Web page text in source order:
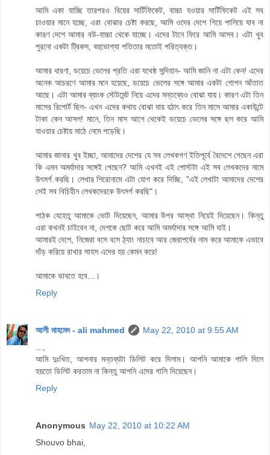
আমি একা যাচ্ছি তারপরও বিয়ের সার্টিফিকেট, বাচ্চা হওয়ার সার্টিফিকেট এই সব
চাওয়ার মানে হচ্ছে, এরা বোঝার চেষ্টা করছে, আমি ওদের দেশে গিয়ে পালিয়ে যাব না
কারণ দেশে আমার বউ-বাচ্চা থেকে যাচ্ছে। এদের টানে ফিরে আমি আসব। এটা খুব
পুরনো একটা ট্রিকস, বহুভোগ্যা পতিতার মতোই পরিত্যক্ত।
আমার ধারণা, ডয়েচে ভেলের প্রতি এরা যথেষ্ঠ সন্দিহান- আমি জানি না এটা কেন! এদের
অনেক আচরণে আমার মনে হয়েছে, ডয়েচে ভেলের সঙ্গে আমার একটা গোপন আঁতাত
আছে। এটা আমার ব্যাংক স্টেটমেন্ট নিয়ে এদের মন্তব্যেও বোঝা যায়। কারণ এটা তিন
মাসের রিপোর্ট ছিল- এখন এদের কথায় বোঝা যায় হঠাৎ করে তিন মাসে আমার একাউন্টে
টাকা কেন আসল! মানে, তিন মাস আগে থেকেই ডয়েচে ভেলের সঙ্গে ছল করে আমি
যাওয়ার চেষ্টায় মাঠে নেমে পড়েছি।
আমার জানার খুব ইচ্ছা, আমাদের দেশের যে সব লেখকগণ ইতিপূর্বে বৈদেশে গেছেন এরা
কি এমন অমর্যাদার সঙ্গেই গেছেন? আমি এখনই এই পোস্টটা এই সব লেখকদের নামে
উৎসর্গ করছি। লেখার শিরোনামে এটা যোগ করে দিচ্ছি, "এই লেখাটা আমাদের দেশের
সেই সব বিচিহীন লেখকদেরকে উৎসর্গ করছি"।
পাঠক যেহেতু আমাকে ভোট দিয়েছেন, আমার উপর আস্থা নিয়েই দিয়েছেন। কিন্তু
এরা কখনই চাইবেন না, দেশকে ছোট করে আমি অমর্যাদার সঙ্গে আমি যাই।
আমারই দেশে, নিজেরা বসে বসে ঠ্যাং নাচাবে আর জেরাপর্বের নাম করে আমাকে এভাবে
দাঁড় করিয়ে রাখার সাহস এদের হয় কেমন করে!
আমাকে ভাবতে হবে...।
Reply
আলী মাহমেদ - ali mahmed
May 22, 2010 at 9:55 AM
আমি দুঃখিত, আপনার মন্তব্যটা ডিলিট করে দিলাম। আপনি আমাকে গালি দিলে
হয়তো ডিলিট করতাম না কিন্তু আপনি এদের গালি দিয়েছেন।
Reply
Anonymous May 22, 2010 at 10:22 AM
Shouvo bhai,